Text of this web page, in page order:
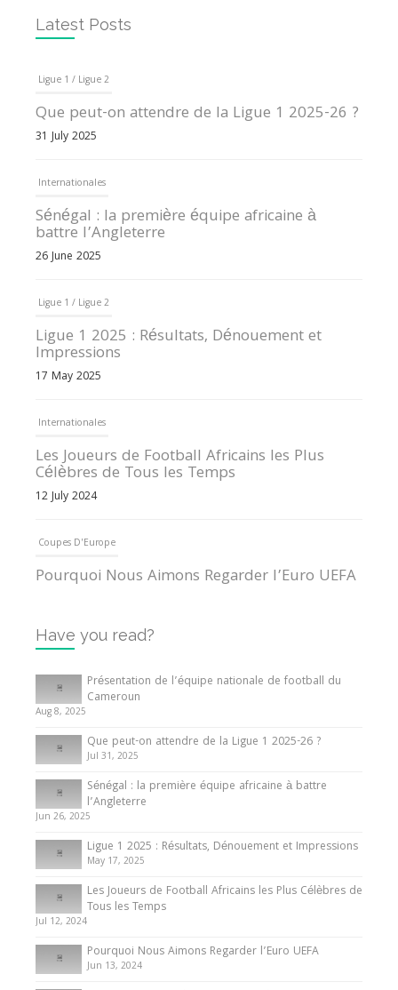
Latest Posts
Ligue 1 / Ligue 2
Que peut-on attendre de la Ligue 1 2025-26 ?
31 July 2025
Internationales
Sénégal : la première équipe africaine à
battre l’Angleterre
26 June 2025
Ligue 1 / Ligue 2
Ligue 1 2025 : Résultats, Dénouement et
Impressions
17 May 2025
Internationales
Les Joueurs de Football Africains les Plus
Célèbres de Tous les Temps
12 July 2024
Coupes D'Europe
Pourquoi Nous Aimons Regarder l’Euro UEFA
Internationales
Tout ce que vous devez savoir sur la Coupe
d’Afrique des Nations
10 May 2024
Internationales
Présentation de l’équipe nationale de football
du Cameroun
8 August 2025
Have you read?
Présentation de l’équipe nationale de football du
Cameroun
Aug 8, 2025
Que peut-on attendre de la Ligue 1 2025-26 ?
Jul 31, 2025
Sénégal : la première équipe africaine à battre
l’Angleterre
Jun 26, 2025
Ligue 1 2025 : Résultats, Dénouement et Impressions
May 17, 2025
Les Joueurs de Football Africains les Plus Célèbres de
Tous les Temps
Jul 12, 2024
Pourquoi Nous Aimons Regarder l’Euro UEFA
Jun 13, 2024